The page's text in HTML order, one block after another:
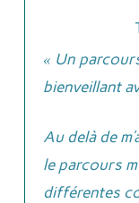
« Un
bienveillant
Au delà de
le parcours
différentes